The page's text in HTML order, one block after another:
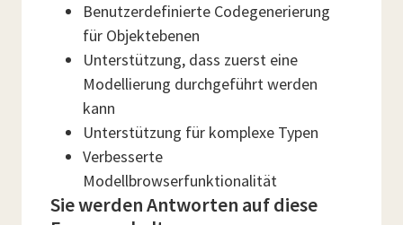
Benutzerdefinierte Codegenerierung
für Objektebenen
Unterstützung, dass zuerst eine
Modellierung durchgeführt werden
kann
Unterstützung für komplexe Typen
Verbesserte
Modellbrowserfunktionalität
Sie werden Antworten auf diese